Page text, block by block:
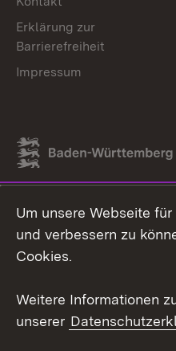
Link zum Landesportal
Erklärung zur
Barrierefreiheit
Impressum
Um unsere Webseite
und verbessern zu
Cookies.
Weitere Informationen
unserer